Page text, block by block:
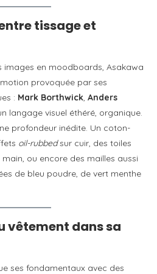
tissage et
images en moodboards, Asakawa
provoquée par ses
: Mark Borthwick, Anders
langage visuel éthéré, organique.
profondeur inédite. Un coton-
oil-rubbedsur cuir, des toiles
ou encore des mailles aussi
de bleu poudre, de vert menthe
vêtement dans sa
ses fondamentaux avec des